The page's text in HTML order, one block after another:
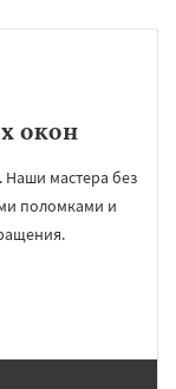
окон
мастера без
поломками и